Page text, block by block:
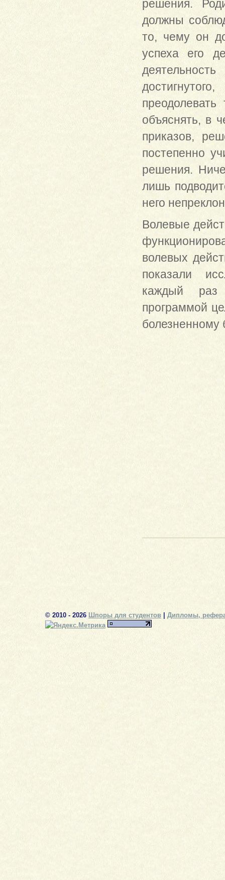
решения.
должны
то, чему он
успеха его
объяснять, в
приказов,
постепенно
решения.
лишь
него
Волевые
волевых
показали
каждый раз
программой
болезненному
© 2010 - 2026 Шпоры для студентов Дипломы,